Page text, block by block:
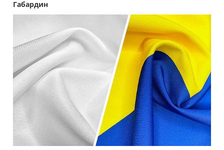
Габардин